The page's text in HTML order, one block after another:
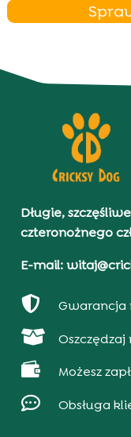
Długie,
czteronożnego
E-mail:
 Gwarancja

 Możesz
 Obsługa